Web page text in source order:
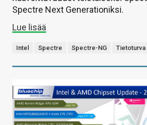
Spectre Next Generationiksi.
Lue lisää
Intel Spectre Spectre-NG Tietoturva